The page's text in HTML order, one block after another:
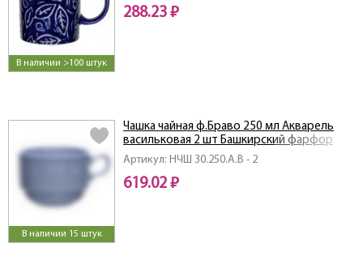
В наличии >100 штук
288.23 ₽
В наличии 15 штук
Артикул: НЧШ 30.250.А.В - 2
Чашка чайная ф.Браво 250 мл Акварель
васильковая 2 шт Башкирский фарфор
619.02 ₽